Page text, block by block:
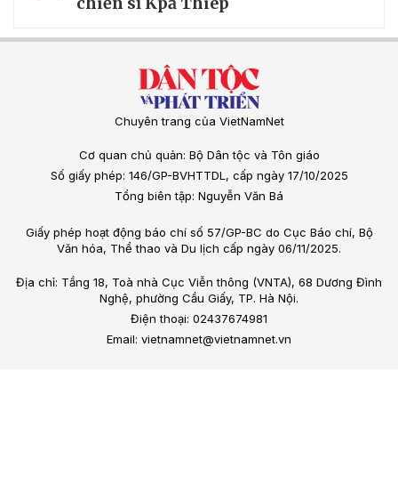
Chuyên trang của VietNamNet
Cơ quan chủ quản: Bộ Dân tộc và Tôn giáo
Số giấy phép: 146/GP-BVHTTDL, cấp ngày 17/10/2025
Tổng biên tập: Nguyễn Văn Bá
Giấy phép hoạt động báo chí số 57/GP-BC do Cục Báo chí, Bộ
Văn hóa, Thể thao và Du lịch cấp ngày 06/11/2025.
Địa chỉ: Tầng 18, Toà nhà Cục Viễn thông (VNTA), 68 Dương Đình
Nghệ, phường Cầu Giấy, TP. Hà Nội.
Điện thoại: 02437674981
Email: vietnamnet@vietnamnet.vn